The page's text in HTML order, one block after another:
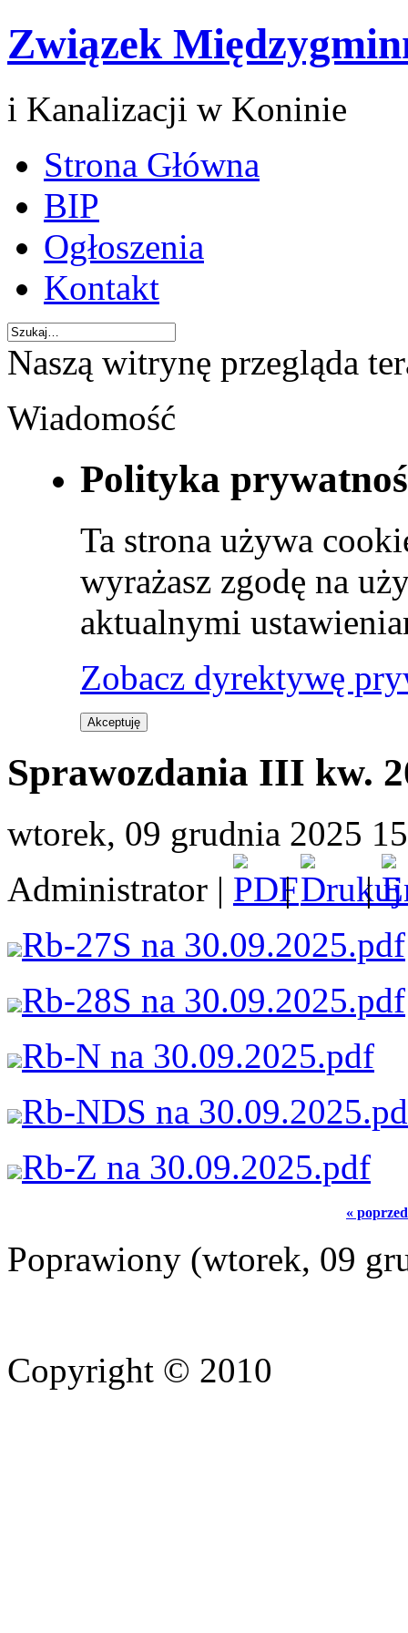
Związek
i Kanalizacji w Koninie
Strona Główna
BIP
Ogłoszenia
Kontakt
Naszą witrynę przegląda
Wiadomość
Polityka
Ta strona używa
wyrażasz zgodę na
aktualnymi
Zobacz dyrektywę
Akceptuję
Sprawozdania III kw.
wtorek, 09 grudnia 2025
Administrator |
|
|
Rb-27S na 30.09.2025.pdf
Rb-28S na 30.09.2025.pdf
Rb-N na 30.09.2025.pdf
Rb-NDS na
Rb-Z na 30.09.2025.pdf
«
Poprawiony (wtorek, 09
Copyright © 2010